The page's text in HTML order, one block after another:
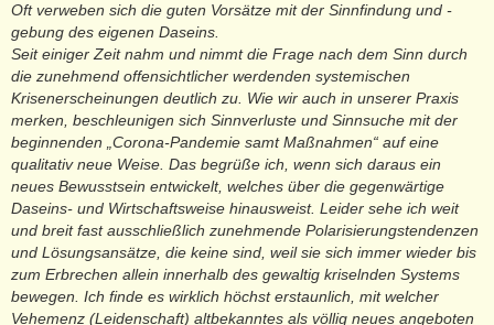
Oft verweben sich die guten Vorsätze mit der Sinnfindung und -
gebung des eigenen Daseins.
Seit einiger Zeit nahm und nimmt die Frage nach dem Sinn durch
die zunehmend offensichtlicher werdenden systemischen
Krisenerscheinungen deutlich zu. Wie wir auch in unserer Praxis
merken, beschleunigen sich Sinnverluste und Sinnsuche mit der
beginnenden „Corona-Pandemie samt Maßnahmen“ auf eine
qualitativ neue Weise. Das begrüße ich, wenn sich daraus ein
neues Bewusstsein entwickelt, welches über die gegenwärtige
Daseins- und Wirtschaftsweise hinausweist. Leider sehe ich weit
und breit fast ausschließlich zunehmende Polarisierungstendenzen
und Lösungsansätze, die keine sind, weil sie sich immer wieder bis
zum Erbrechen allein innerhalb des gewaltig kriselnden Systems
bewegen. Ich finde es wirklich höchst erstaunlich, mit welcher
Vehemenz (Leidenschaft) altbekanntes als völlig neues angeboten